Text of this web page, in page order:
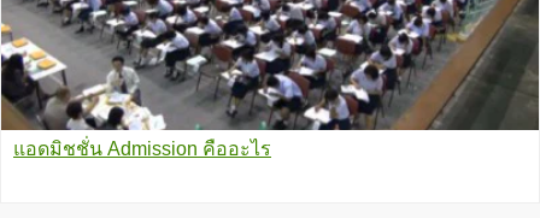
แอดมิชชั่น Admission คืออะไร